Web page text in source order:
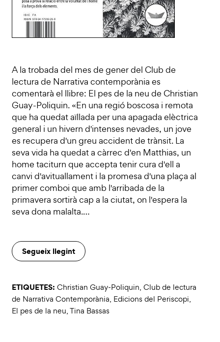
A la trobada del mes de gener del Club de
lectura de Narrativa contemporània es
comentarà el llibre: El pes de la neu de Christian
Guay-Poliquin. «En una regió boscosa i remota
que ha quedat aïllada per una apagada elèctrica
general i un hivern d'intenses nevades, un jove
es recupera d'un greu accident de trànsit. La
seva vida ha quedat a càrrec d'en Matthias, un
home taciturn que accepta tenir cura d'ell a
canvi d'avituallament i la promesa d'una plaça al
primer comboi que amb l'arribada de la
primavera sortirà cap a la ciutat, on l'espera la
seva dona malalta.…
Segueix llegint
ETIQUETES: Christian Guay-Poliquin, Club de lectura
de Narrativa Contemporània, Edicions del Periscopi,
El pes de la neu,Tina Bassas